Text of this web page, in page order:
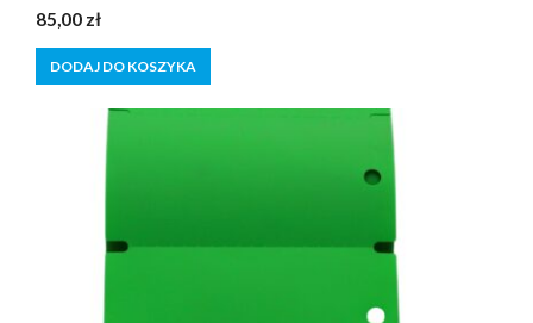
0
z
5
85,00 zł
DODAJ DO KOSZYKA